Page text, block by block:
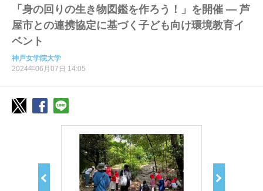
「身の回りの生き物図鑑を作ろう！」を開催 ― 芦
屋市との連携協定に基づく子ども向け環境教育イ
ベント
神戸女学院大学
2024年06月07日 14:05